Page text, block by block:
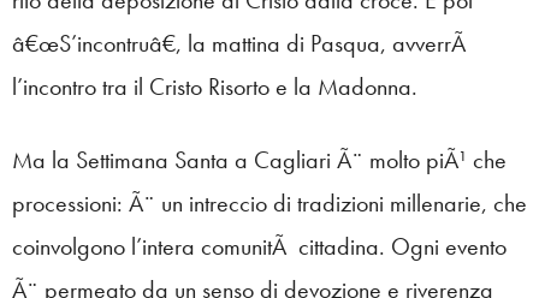
â€œS’incontruâ€, la mattina di Pasqua, avverrÃ
l’incontro tra il Cristo Risorto e la Madonna.
Ma la Settimana Santa a Cagliari Ã¨ molto piÃ¹ che
processioni: Ã¨ un intreccio di tradizioni millenarie, che
coinvolgono l’intera comunitÃ cittadina. Ogni evento
Ã¨ permeato da un senso di devozione e riverenza